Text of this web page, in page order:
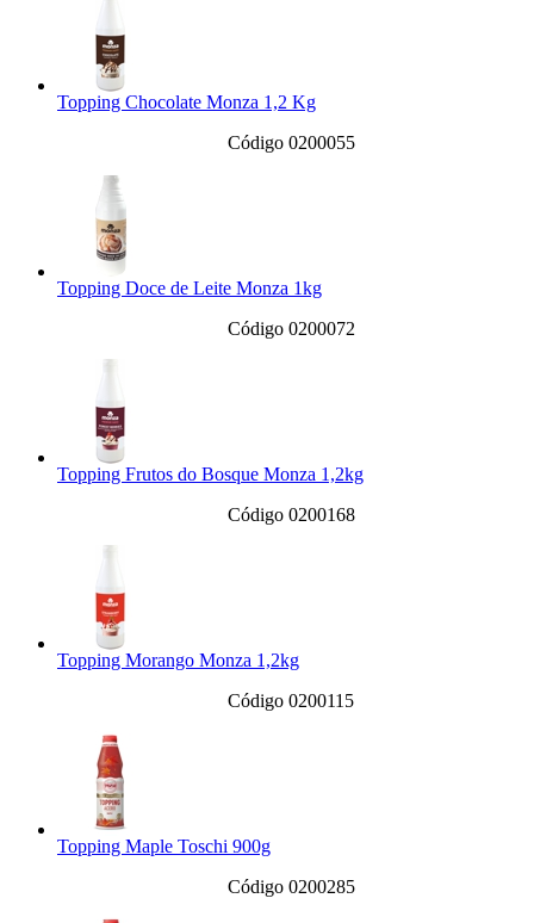
Topping Chocolate Monza 1,2 Kg
Código 0200055
Topping Doce de Leite Monza 1kg
Código 0200072
Topping Frutos do Bosque Monza 1,2kg
Código 0200168
Topping Morango Monza 1,2kg
Código 0200115
Topping Maple Toschi 900g
Código 0200285